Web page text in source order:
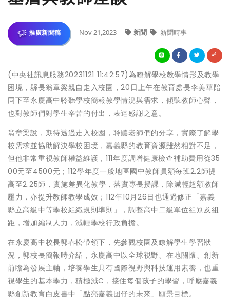
推廣新聞稿 Nov 21,2023 新聞 新聞時事
(中央社訊息服務20231121 11:42:57)為瞭解學校教學情形及教學
困境，縣長翁章梁親自走入校園，20日上午在教育處長李美華陪
同下至永慶高中聆聽學校簡報教學情況與需求，傾聽教師心聲，
也對教師們對學生辛苦的付出，表達感謝之意。
翁章梁說，期待透過走入校園，聆聽老師們的分享，實際了解學
校需求並協助解決學校困境，嘉義縣的教育資源雖然相對不足，
但他非常重視教師權益維護，111年度調增健康檢查補助費用從35
00元至4500元；112學年度一般地區國中教師員額每班2.2師提
高至2.25師，實施差異化教學，落實專長授課，除減輕超額教師
壓力，亦提升教師教學成效；112年10月26日也通過修正「嘉義
縣立高級中等學校組織規則準則」，調整高中二級單位組別及組
距，增加編制人力，減輕學校行政負擔。
在永慶高中校長郭春松帶領下，先參觀校園及瞭解學生學習狀
況，郭校長簡報時介紹，永慶高中以全球視野、在地關懷、創新
前瞻為發展主軸，培養學生具有國際視野與科技運用素養，也重
視學生的基本學力，積極減C，接住每個孩子的學習，呼應嘉義
縣創新教育白皮書中「點亮嘉義囝仔的未來」願景目標。